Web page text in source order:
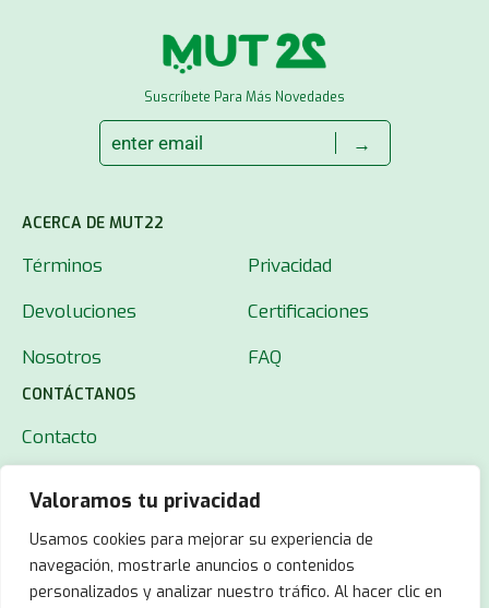
Valoramos tu privacidad
Usamos cookies para mejorar su experiencia de
navegación, mostrarle anuncios o contenidos
personalizados y analizar nuestro tráfico. Al hacer clic en
Suscríbete Para Más Novedades
→
ACERCA DE MUT22
Términos
Privacidad
Devoluciones
Certificaciones
Nosotros
FAQ
CONTÁCTANOS
Contacto